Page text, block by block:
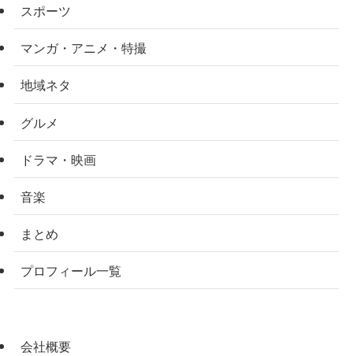
スポーツ
マンガ・アニメ・特撮
地域ネタ
グルメ
ドラマ・映画
音楽
まとめ
プロフィール一覧
会社概要